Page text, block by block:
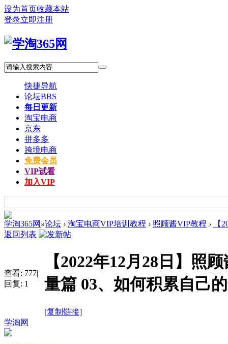
设为首页收藏本站
登录立即注册
快捷导航
论坛BBS
每日更新
淘宝电商
京东
拼多多
跨境电商
免费会员
VIP试看
加入VIP
学淘365网 »论坛 › 淘宝电商VIP培训教程 › 照顾酱VIP教程 ›
【
返回列表
查看: 777|
回复: 1
【2022年12月28日】照
量篇 03、如何积累自己
[复制链接]
学淘网